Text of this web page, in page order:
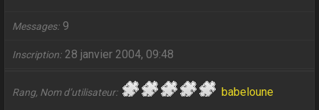
Messages 9
Inscription 28 janvier 2004, 09:48
Rang, Nom d’utilisateur babeloune